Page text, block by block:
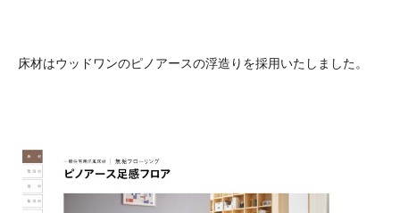
床材はウッドワンのピノアースの浮造りを採用いたしました。